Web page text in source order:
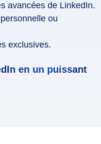
avancées de LinkedIn.
ou
exclusives.
en un puissant